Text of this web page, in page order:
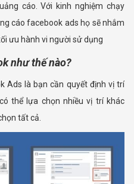
cáo. Với kinh nghiệm chạy
cáo facebook ads họ sẽ nhắm
ưu hành vi người sử dụng
như thế nào?
Ads là bạn cần quyết định vị trí
thể lựa chọn nhiều vị trí khác
tất cả.